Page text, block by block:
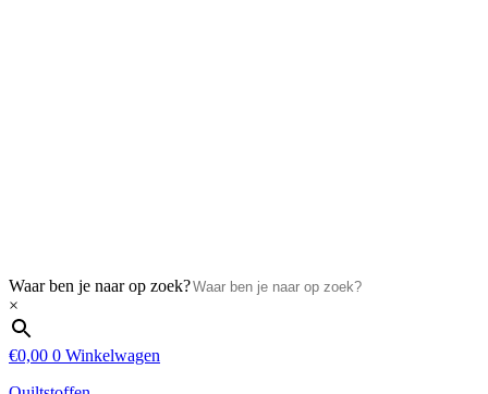
Waar ben je naar op zoek?
×
€0,00 0 Winkelwagen